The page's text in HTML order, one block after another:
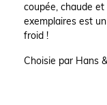
coupée, chaude
exemplaires est
froid !
Choisie par Hans